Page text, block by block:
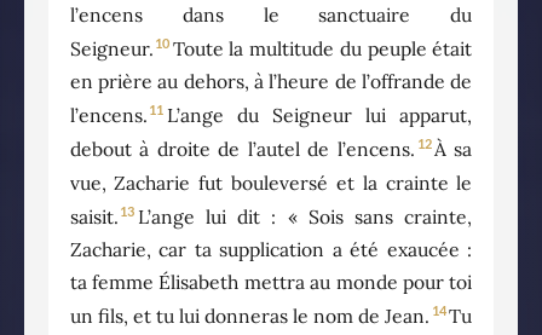
l’encens dans le sanctuaire du
Seigneur. 10 Toute la multitude du peuple était
en prière au dehors, à l’heure de l’offrande de
l’encens. 11 L’ange du Seigneur lui apparut,
debout à droite de l’autel de l’encens. 12À sa
vue, Zacharie fut bouleversé et la crainte le
saisit. 13 L’ange lui dit : « Sois sans crainte,
Zacharie, car ta supplication a été exaucée :
ta femme Élisabeth mettra au monde pour toi
un fils, et tu lui donneras le nom de Jean. 14Tu